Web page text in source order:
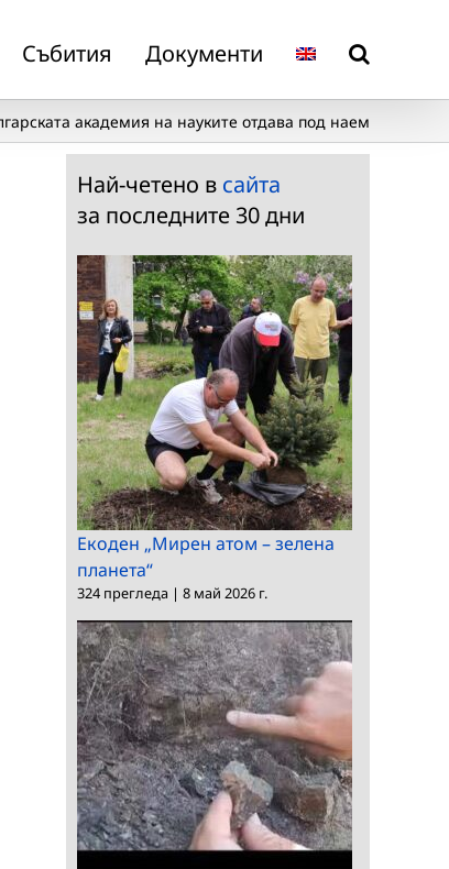
Събития Документи
академия на науките отдава под наем
Най-четено в сайта
за последните 30 дни
Екоден „Мирен атом – зелена
планета“
324 прегледа | 8 май 2026 г.